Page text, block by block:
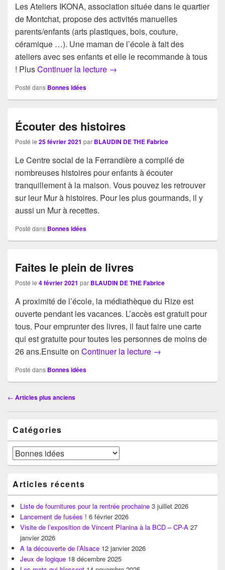
Les Ateliers IKONA, association située dans le quartier
de Montchat, propose des activités manuelles
parents/enfants (arts plastiques, bois, couture,
céramique …). Une maman de l’école à fait des
ateliers avec ses enfants et elle le recommande à tous
! PlusContinuer la lecture Ateliers manuels
→
Posté dans Bonnes idées
Écouter des histoires
Posté le 25 février 2021 par BLAUDIN DE THE Fabrice
Le Centre social de la Ferrandière a compilé de
nombreuses histoires pour enfants à écouter
tranquillement à la maison. Vous pouvez les retrouver
sur leur Mur à histoires. Pour les plus gourmands, il y
aussi un Mur à recettes.
Posté dans Bonnes idées
Faites le plein de livres
Posté le 4 février 2021 par BLAUDIN DE THE Fabrice
A proximité de l’école, la médiathèque du Rize est
ouverte pendant les vacances. L’accès est gratuit pour
tous. Pour emprunter des livres, il faut faire une carte
qui est gratuite pour toutes les personnes de moins de
26 ans.Ensuite on Continuer la lecture Faites le plein de
→
Posté dans Bonnes idées
Navigation
articles
← Articles plus anciens
principale
de
widget
pour
la
latérale
Catégories
Catégories
Articles récents
Liste de fournitures pour la rentrée prochaine 3 juillet 2026
Lancement de fusées ! 6 février 2026
Visite de l’exposition de Vincent PIanina à la BCD – CP-A 27
janvier 2026
A la découverte de l’Alsace 12 janvier 2026
Jeux de logique 18 décembre 2025